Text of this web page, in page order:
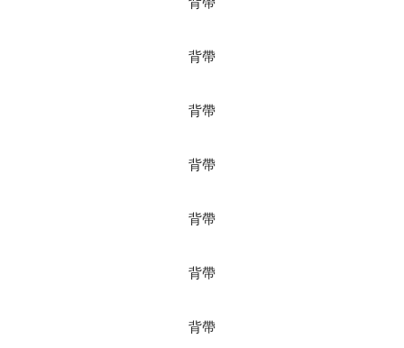
背帶
背帶
背帶
背帶
背帶
背帶